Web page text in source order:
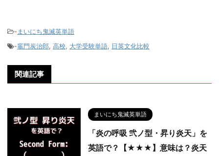
- まいにち鬼滅英単語
-竈門炭治郎, 高校, 大学受験単語, 日英文化比較
関連記事
まいにち鬼滅英単語
「炎の呼吸 弐ノ型・昇り炎天」を
英語で？【★★★】意味は？炎天